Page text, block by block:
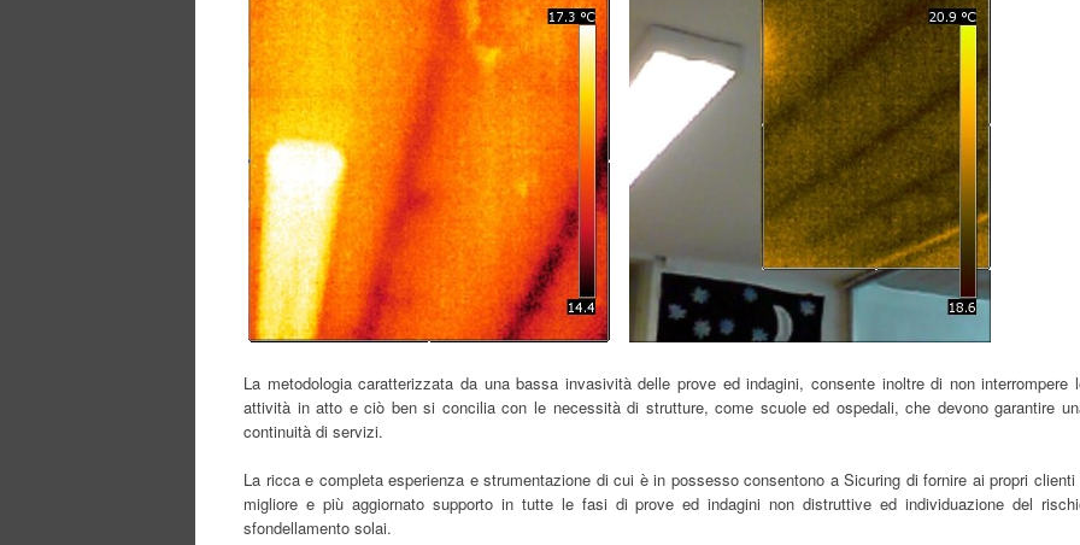
La metodologia caratterizzata da una bassa invasività delle prove ed indagini, consente inoltre di non interrompere
attività in atto e ciò ben si concilia con le necessità di strutture, come scuole ed ospedali, che devono garantire
continuità di servizi.
La ricca e completa esperienza e strumentazione di cui è in possesso consentono a Sicuring di fornire ai propri clienti
migliore e più aggiornato supporto in tutte le fasi di prove ed indagini non distruttive ed individuazione del
sfondellamento solai.